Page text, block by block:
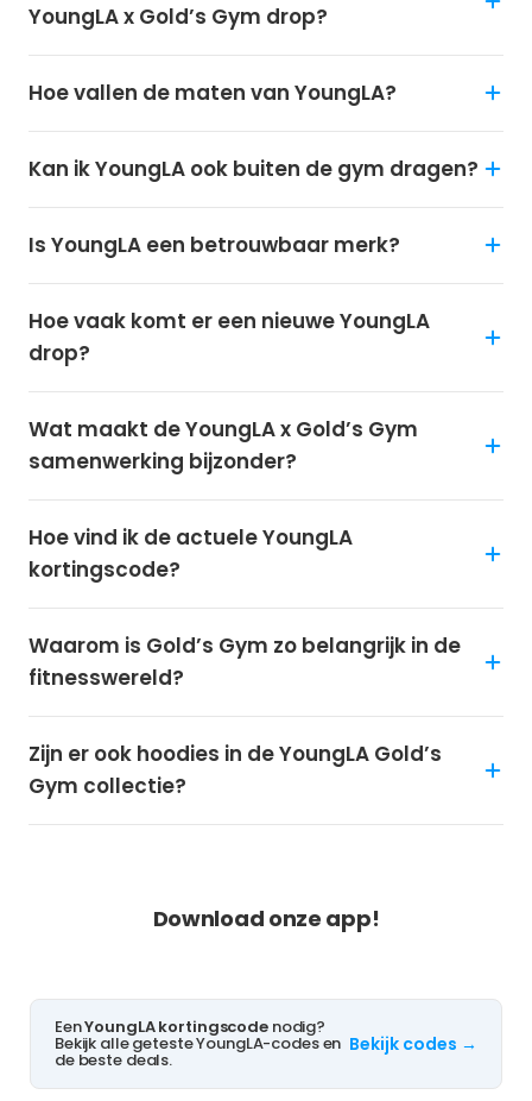
YoungLA x Gold’s Gym drop?
Hoe vallen de maten van YoungLA?
Kan ik YoungLA ook buiten de gym dragen?
Is YoungLA een betrouwbaar merk?
Hoe vaak komt er een nieuwe YoungLA
drop?
Wat maakt de YoungLA x Gold’s Gym
samenwerking bijzonder?
Hoe vind ik de actuele YoungLA
kortingscode?
Waarom is Gold’s Gym zo belangrijk in de
fitnesswereld?
Zijn er ook hoodies in de YoungLA Gold’s
Gym collectie?
Download onze app!
EenYoungLA kortingscodenodig?
Bekijk alle geteste YoungLA-codes en
de beste deals.
Bekijk codes →